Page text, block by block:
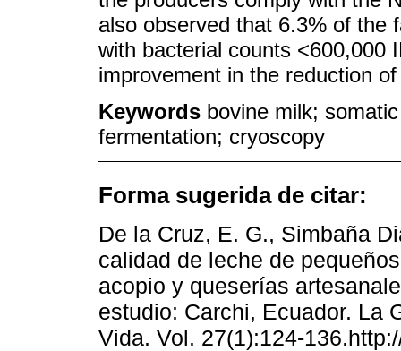
also observed that 6.3% of the
with bacterial counts <600,000
improvement in the reduction
Keywords bovine milk;
fermentation; cryoscopy
Forma sugerida de citar:
De la Cruz, E. G., Simbaña
calidad de leche de
acopio y queserías
estudio: Carchi, Ecuador. La
Vida. Vol. 27(1):124-